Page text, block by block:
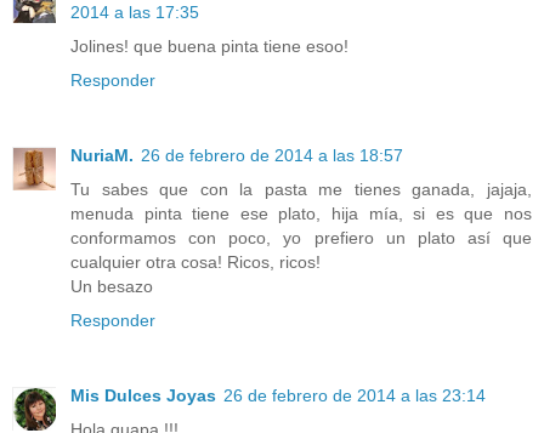
2014 a las 17:35
Jolines! que buena pinta tiene esoo!
Responder
NuriaM. 26 de febrero de 2014 a las 18:57
Tu sabes que con la pasta me tienes ganada, jajaja,
menuda pinta tiene ese plato, hija mía, si es que nos
conformamos con poco, yo prefiero un plato así que
cualquier otra cosa! Ricos, ricos!
Un besazo
Responder
Mis Dulces Joyas 26 de febrero de 2014 a las 23:14